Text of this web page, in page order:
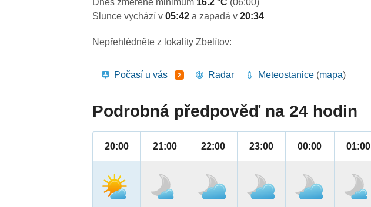
Dnes změřené minimum 16.2 °C (06:00)
Slunce vychází v05:42a zapadá v20:34
Nepřehlédněte z lokality Zbelítov:
Počasí u vás 2 Radar Meteostanice (mapa)
Podrobná předpověď na 24 hodin
20:00 21:00 22:00 23:00 00:00 01:00